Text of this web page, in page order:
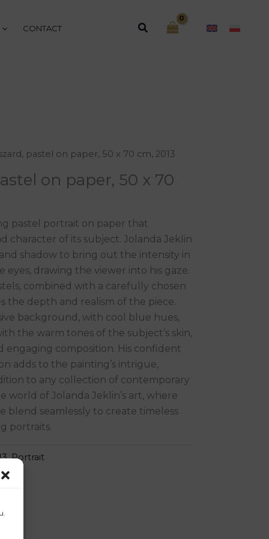
CONTACT Search
pastel on paper, 50 x 70 cm, 2013
on paper, 50 x 70
pastel portrait on paper that
character of its subject. Jolanda Jeklin
shadow to bring out the intensity in
eyes, drawing the viewer into his gaze.
combined with a carefully chosen
the depth and realism of the piece.
background, with cool blue hues,
the warm tones of the subject’s skin,
engaging composition. His confident
adds to the painting’s intrigue,
to any collection of contemporary
world of Jolanda Jeklin’s art, where
blend seamlessly to create timeless
portraits.
,Portrait